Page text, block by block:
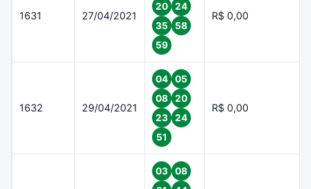
1631 27/04/2021
20
24
35
58
59
R$ 0,00
1632 29/04/2021
04
05
08
20
23
24
51
R$ 0,00
03
08